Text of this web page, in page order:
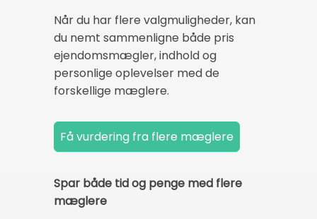
Når du har flere valgmuligheder, kan
du nemt sammenligne både pris
ejendomsmægler, indhold og
personlige oplevelser med de
forskellige mæglere.
Spar både tid og penge med flere
mæglere